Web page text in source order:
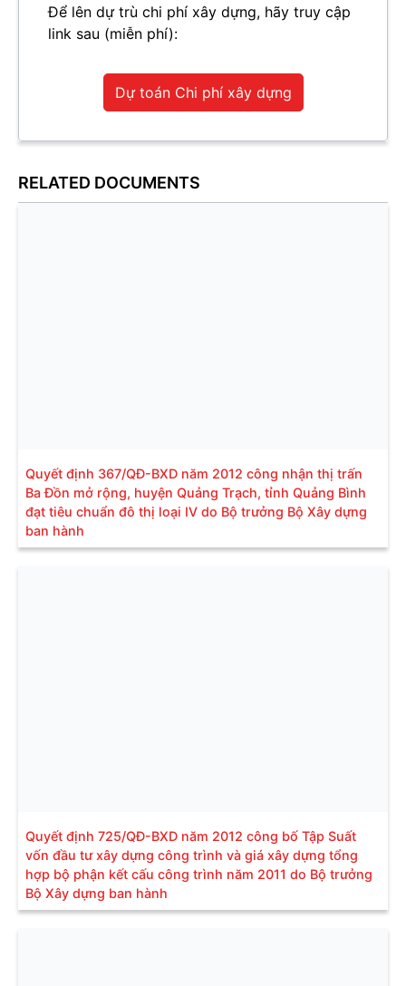
Để lên dự trù chi phí xây dựng, hãy truy cập
link sau (miễn phí):
Dự toán Chi phí xây dựng
RELATED DOCUMENTS
Quyết định 367/QĐ-BXD năm 2012 công nhận thị trấn
Ba Đồn mở rộng, huyện Quảng Trạch, tỉnh Quảng Bình
đạt tiêu chuẩn đô thị loại IV do Bộ trưởng Bộ Xây dựng
ban hành
Quyết định 725/QĐ-BXD năm 2012 công bố Tập Suất
vốn đầu tư xây dựng công trình và giá xây dựng tổng
hợp bộ phận kết cấu công trình năm 2011 do Bộ trưởng
Bộ Xây dựng ban hành